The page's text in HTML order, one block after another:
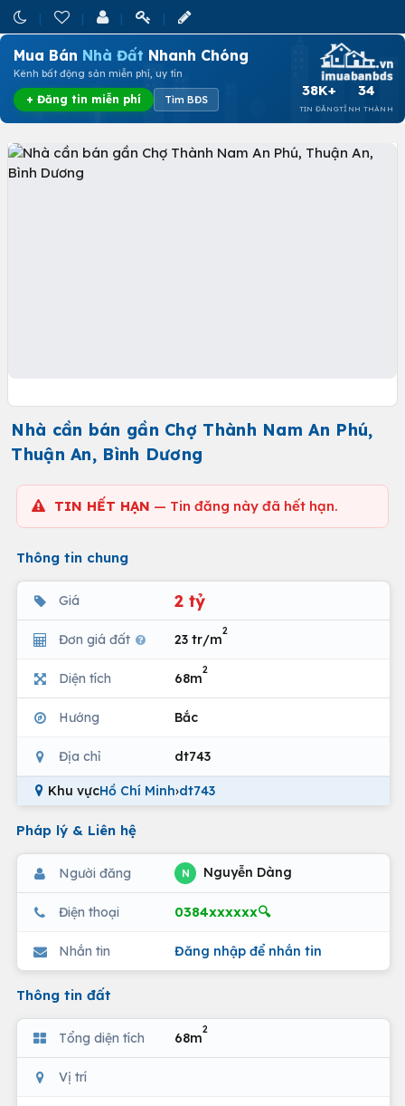
Mua Bán Nhà Đất Nhanh Chóng
Kênh bất động sản miễn phí, uy tín
+ Đăng tin miễn phí Tìm BĐS
38K+
TIN ĐĂNG
34
TỈNH THÀNH
Nhà cần bán gần Chợ Thành Nam An Phú,
Thuận An, Bình Dương
TIN HẾT HẠN — Tin đăng này đã hết hạn.
Thông tin chung
Giá 2 tỷ
Đơn giá đất 23 tr/m
2
Diện tích 68m
2
Hướng Bắc
Địa chỉ dt743
Khu vựcHồ Chí Minh›dt743
Pháp lý & Liên hệ
Người đăng N Nguyễn Dàng
Điện thoại 0384xxxxxx🔍
Nhắn tin Đăng nhập để nhắn tin
Thông tin đất
Tổng diện tích 68m
2
Vị trí